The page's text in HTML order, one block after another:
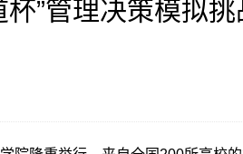
”管理决策模拟挑